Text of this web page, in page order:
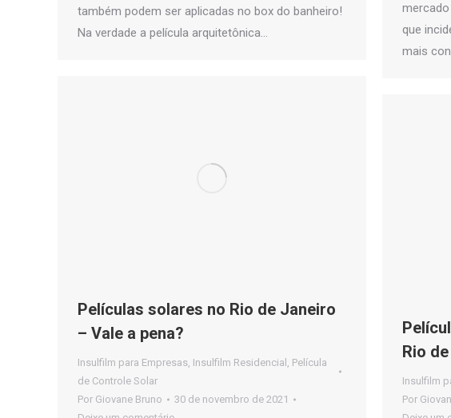
também podem ser aplicadas no box do banheiro!
Na verdade a película arquitetônica…
que
mais
Películas solares no Rio de Janeiro
– Vale a pena?
Insulfilm para Empresas, Insulfilm Residencial , Película
de Controle Solar
Por Giovane Bruno
30 de novembro de 2021
Rio
Insulfilm
Por